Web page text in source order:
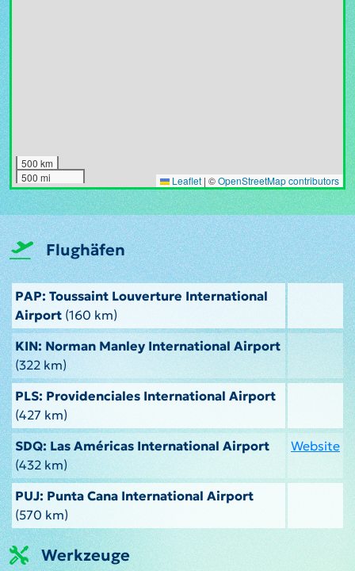
500 km
500 mi
Leaflet | ©OpenStreetMap contributors
Flughäfen
PAP: Toussaint Louverture International
Airport (160 km)
KIN: Norman Manley International Airport
(322 km)
PLS: Providenciales International Airport
(427 km)
SDQ: Las Américas International Airport
(432 km)
Website
PUJ: Punta Cana International Airport
(570 km)
Werkzeuge